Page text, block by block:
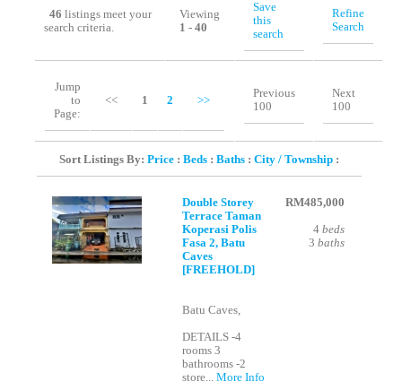
46listings meet your
search criteria.
Viewing
1 - 40
Save
this
search
Refine
Search
Jump
to
Page:
<< 1 2 >>
Previous
100
Next
100
Sort Listings By: Price: Beds: Baths: City / Township:
Double Storey
Terrace Taman
Koperasi Polis
Fasa 2, Batu
Caves
[FREEHOLD]
Batu Caves,
DETAILS -4
rooms 3
bathrooms -2
store...More Info
RM485,000
4 beds
3 baths